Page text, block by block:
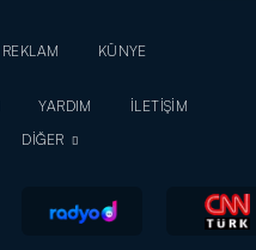
REKLAM
KÜNYE
YARDIM
İLETİŞİM
DİĞER